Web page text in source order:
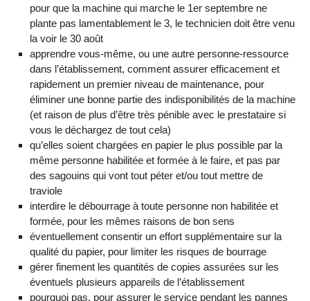
pour que la machine qui marche le 1er septembre ne
plante pas lamentablement le 3, le technicien doit être venu
la voir le 30 août
apprendre vous-même, ou une autre personne-ressource
dans l’établissement, comment assurer efficacement et
rapidement un premier niveau de maintenance, pour
éliminer une bonne partie des indisponibilités de la machine
(et raison de plus d’être très pénible avec le prestataire si
vous le déchargez de tout cela)
qu’elles soient chargées en papier le plus possible par la
même personne habilitée et formée à le faire, et pas par
des sagouins qui vont tout péter et/ou tout mettre de
traviole
interdire le débourrage à toute personne non habilitée et
formée, pour les mêmes raisons de bon sens
éventuellement consentir un effort supplémentaire sur la
qualité du papier, pour limiter les risques de bourrage
gérer finement les quantités de copies assurées sur les
éventuels plusieurs appareils de l’établissement
pourquoi pas, pour assurer le service pendant les pannes